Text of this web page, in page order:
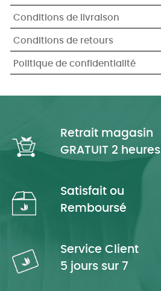
Conditions de livraison
Conditions de retours
Politique de confidentialité
Retrait magasin
GRATUIT 2 heures
Satisfait ou
Remboursé
Service Client
5 jours sur 7